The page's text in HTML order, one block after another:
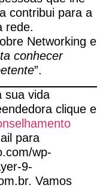
contribui para a
rede.
Networking e
conhecer
”.
sua vida
clique e
para
wp-
9-
Vamos